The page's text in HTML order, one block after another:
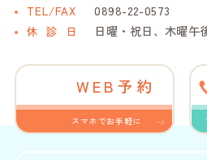
TEL/FAX 0898-22-0573
休診 日 日曜・祝日、木曜午
WEB予約
スマホでお手軽に